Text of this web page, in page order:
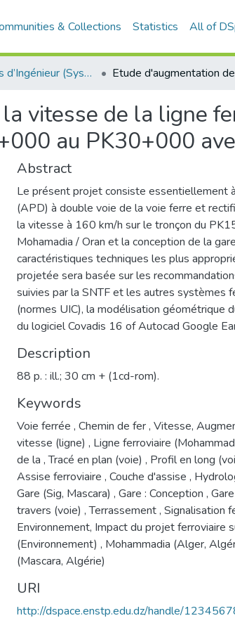
& Collections Statistics All of
Mémoires d’Ingénieur (Système LMD)
vitesse de la ligne
au PK30+000
Abstract
Le présent projet consiste essentiellement
(APD) à double voie de la voie ferre et
la vitesse à 160 km/h sur le tronçon du
Mohamadia / Oran et la conception de la
caractéristiques techniques les plus
projetée sera basée sur les
suivies par la SNTF et les autres systèmes
(normes UIC), la modélisation géométrique
du logiciel Covadis 16 of Autocad Google
Description
88 p. : ill.; 30 cm + (1cd-rom).
Keywords
Voie ferrée , Chemin de fer, Vitesse,
vitesse (ligne) , Ligne ferroviaire
de la ,Tracé en plan (voie) , Profil en long
Assise ferroviaire , Couche d'assise ,
Gare (Sig, Mascara) , Gare : Conception ,
travers (voie) ,Terrassement, Signalisation
Environnement, Impact du projet ferroviaire
(Environnement) , Mohammadia (Alger,
(Mascara, Algérie)
URI
http://dspace.enstp.edu.dz/handle/